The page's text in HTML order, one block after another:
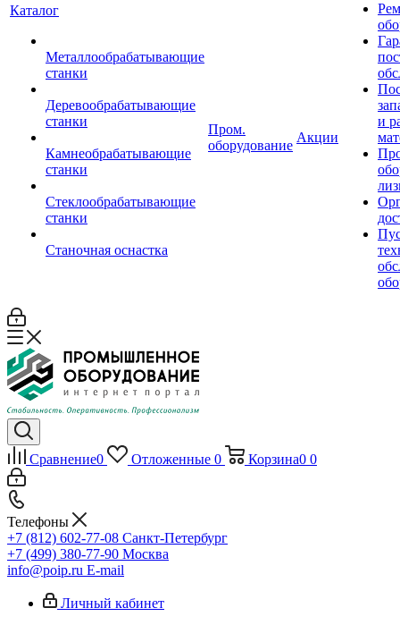
Каталог
Металлообрабатывающие
станки
Деревообрабатывающие
станки
Камнеобрабатывающие
станки
Стеклообрабатывающие
станки
Станочная оснастка
Пром.
оборудование
Акции
и
Сравнение0 Отложенные 0 Корзина0 0
Телефоны
+7 (812) 602-77-08 Санкт-Петербург
+7 (499) 380-77-90 Москва
info@poip.ru E-mail
Личный кабинет